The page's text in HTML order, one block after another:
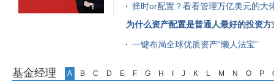
择时or配置？看看管理万亿美元的大
为什么资产配置是普通人最好的投资方
一键布局全球优质资产“懒人法宝”
基金经理 A B C D E F G H J K L M N O P